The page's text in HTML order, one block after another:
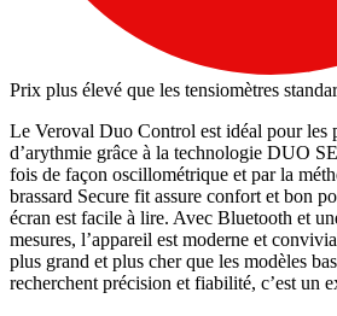
Prix plus élevé que les tensiomètres
Le Veroval Duo Control est idéal pour les
d’arythmie grâce à la technologie DUO
fois de façon oscillométrique et par la
brassard Secure fit assure confort et bon
écran est facile à lire. Avec Bluetooth et
mesures, l’appareil est moderne et
plus grand et plus cher que les modèles
recherchent précision et fiabilité, c’est un